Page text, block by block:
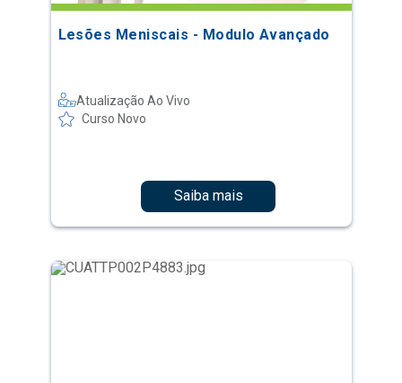
Lesões Meniscais - Modulo Avançado
Atualização Ao Vivo
Curso Novo
Saiba mais